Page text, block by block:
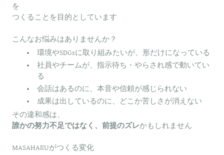
を
つくることを目的としています
こんなお悩みはありませんか？
環境やSDGsに取り組みたいが、形だけになっている
社員やチームが、指示待ち・やらされ感で動いてい
る
会話はあるのに、本音や信頼が感じられない
成果は出しているのに、どこか苦しさが消えない
その違和感は、
誰かの努力不足ではなく、前提のズレかもしれません
MASAHARUがつくる変化